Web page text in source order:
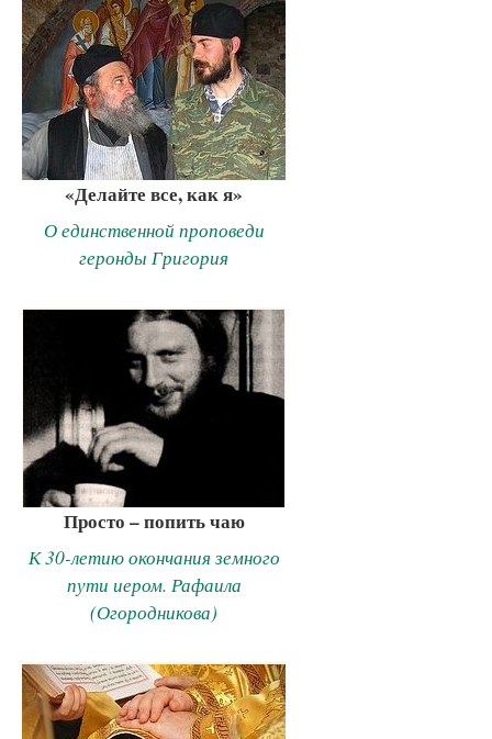
«Делайте все, как я»
О единственной проповеди
геронды Григория
Просто – попить чаю
К 30-летию окончания земного
пути иером. Рафаила
(Огородникова)